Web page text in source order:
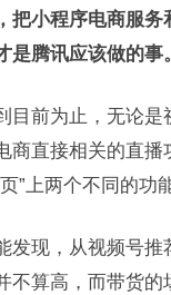
把小程序电商服务
是腾讯应该做的事。
目前为止，无论是
商直接相关的直播
”上两个不同的功
发现，从视频号推
不算高，而带货的